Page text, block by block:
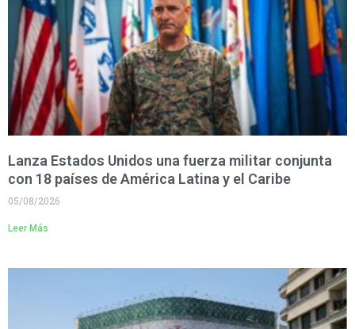
Lanza Estados Unidos una fuerza militar conjunta
con 18 países de América Latina y el Caribe
05/08/2026
Leer Más